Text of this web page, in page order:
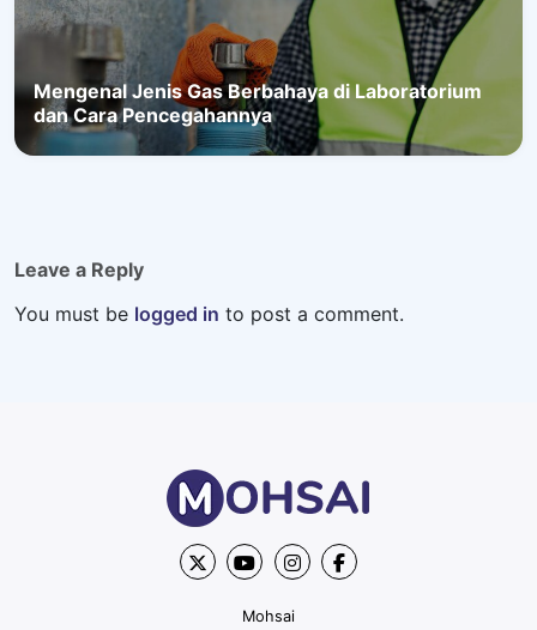
Mengenal Jenis Gas Berbahaya di Laboratorium
dan Cara Pencegahannya
Leave a Reply
You must be logged in to post a comment.
Mohsai